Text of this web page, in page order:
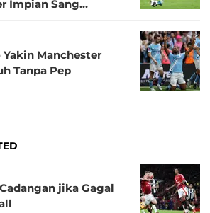
Impian Sang
Manchester
Tanpa Pep
jika Gagal